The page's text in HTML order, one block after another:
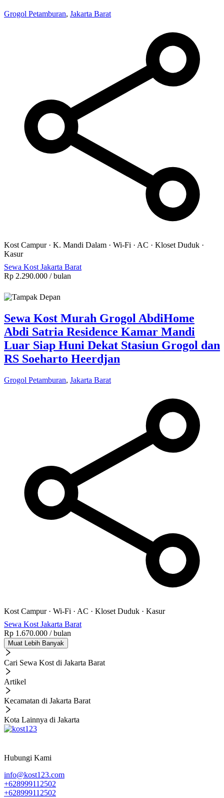
Grogol Petamburan, Jakarta Barat
Kost Campur· K. Mandi Dalam · Wi-Fi · AC · Kloset Duduk ·
Kasur
Sewa Kost Jakarta Barat
Rp 2.290.000 / bulan
Sewa Kost Murah Grogol AbdiHome
Abdi Satria Residence Kamar Mandi
Luar Siap Huni Dekat Stasiun Grogol dan
RS Soeharto Heerdjan
Grogol Petamburan, Jakarta Barat
Kost Campur· Wi-Fi · AC · Kloset Duduk · Kasur
Sewa Kost Jakarta Barat
Rp 1.670.000 / bulan
Muat Lebih Banyak
Cari Sewa Kost di Jakarta Barat
Artikel
Kecamatan di Jakarta Barat
Kota Lainnya di Jakarta
Hubungi Kami
info@kost123.com
+628999112502
+628999112502